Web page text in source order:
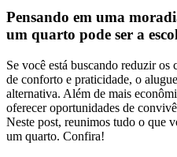
Pensando em uma
um quarto pode ser a
Se você está buscando reduzir
de conforto e praticidade, o
alternativa. Além de mais
oferecer oportunidades de
Neste post, reunimos tudo o que
um quarto. Confira!